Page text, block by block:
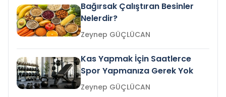
Bağırsak Çalıştıran Besinler
Nelerdir?
Zeynep GÜÇLÜCAN
Kas Yapmak İçin Saatlerce
Spor Yapmanıza Gerek Yok
Zeynep GÜÇLÜCAN